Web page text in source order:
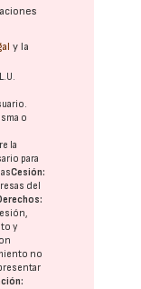
y la
o
la
para
Cesión:
del
y
no